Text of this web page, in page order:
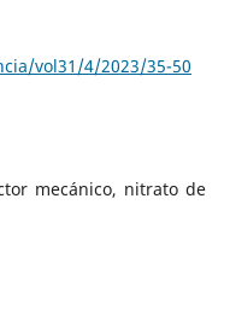
vol31/4/2023/35-50
mecánico, nitrato de